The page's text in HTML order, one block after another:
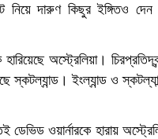
দারুণ কিছুর ইঙ্গিতও দেন
অস্ট্রেলিয়া।
স্কটল্যান্ড। ইংল্যান্ড ও
ডেভিড ওয়ার্নারকে হারায়